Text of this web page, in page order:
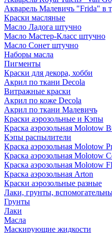
Акварель Малевичъ "Frida" в
Краски масляные
Масло Ладога штучно
Масло Мастер-Класс штучно
Масло Сонет штучно
Наборы масла
Пигменты
Краски для декора, хобби
Акрил по ткани Decola
Витражные краски
Акрил по коже Decola
Акрил по ткани Малевичъ
Краски аэрозольные и Кэпы
Краска аэрозольная Molotow
Кэпы распылители
Краска аэрозольная Molotow
Краска аэрозольная Molotow
Краска аэрозольная Molotow
Краска аэрозольная Arton
Краски аэрозольные разные
Лаки, грунты,
Грунты
Лаки
Масла
Маскирующие жидкости